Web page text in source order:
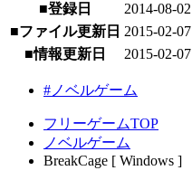
■登録日
2014-08-02
■ファイル更新日 2015-02-07
■情報更新日
2015-02-07
#ノベルゲーム
フリーゲームTOP
ノベルゲーム
BreakCage [ Windows ]